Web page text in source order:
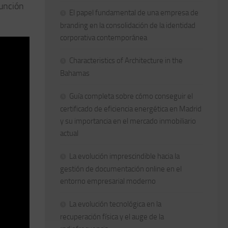
El papel fundamental de una empresa de
branding en la consolidación de la identidad
corporativa contemporánea
Characteristics of Architecture in the
Bahamas
Guía completa sobre cómo conseguir el
certificado de eficiencia energética en Madrid
y su importancia en el mercado inmobiliario
actual
La evolución imprescindible hacia la
gestión de documentación online en el
entorno empresarial moderno
La evolución tecnológica en la
recuperación física y el auge de la